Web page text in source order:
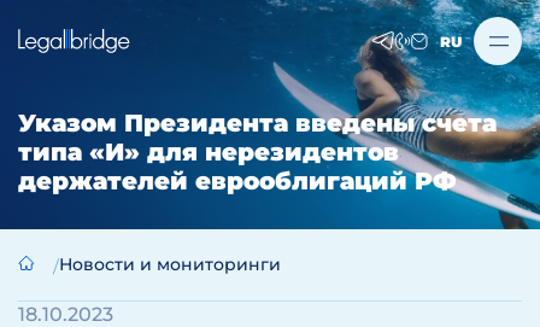
RU
Указом Президента введены счета
типа «И» для нерезидентов
держателей еврооблигаций РФ
Новости и мониторинги
18.10.2023